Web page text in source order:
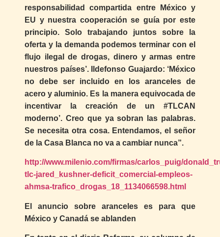
responsabilidad compartida entre México y
EU y nuestra cooperación se guía por este
principio. Solo trabajando juntos sobre la
oferta y la demanda podemos terminar con el
flujo ilegal de drogas, dinero y armas entre
nuestros países’. Ildefonso Guajardo: ‘México
no debe ser incluido en los aranceles de
acero y aluminio. Es la manera equivocada de
incentivar la creación de un #TLCAN
moderno’. Creo que ya sobran las palabras.
Se necesita otra cosa. Entendamos, el señor
de la Casa Blanca no va a cambiar nunca”.
http://www.milenio.com/firmas/carlos_puig/
tlc-jared_kushner-deficit_comercial-empleos-
ahmsa-trafico_drogas_18_1134066598.html
El anuncio sobre aranceles es para que
México y Canadá se ablanden